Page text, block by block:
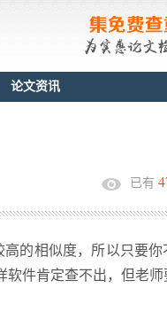
论文资讯
已有
的相似度，所以只要你
软件肯定查不出，但老